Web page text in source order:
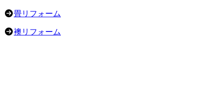
畳リフォーム
襖リフォーム